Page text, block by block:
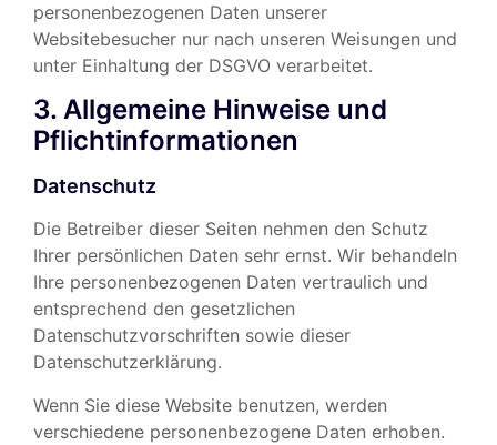
personenbezogenen Daten unserer
Websitebesucher nur nach unseren Weisungen und
unter Einhaltung der DSGVO verarbeitet.
3. Allgemeine Hinweise und
Pflicht­informationen
Datenschutz
Die Betreiber dieser Seiten nehmen den Schutz
Ihrer persönlichen Daten sehr ernst. Wir behandeln
Ihre personenbezogenen Daten vertraulich und
entsprechend den gesetzlichen
Datenschutzvorschriften sowie dieser
Datenschutzerklärung.
Wenn Sie diese Website benutzen, werden
verschiedene personenbezogene Daten erhoben.